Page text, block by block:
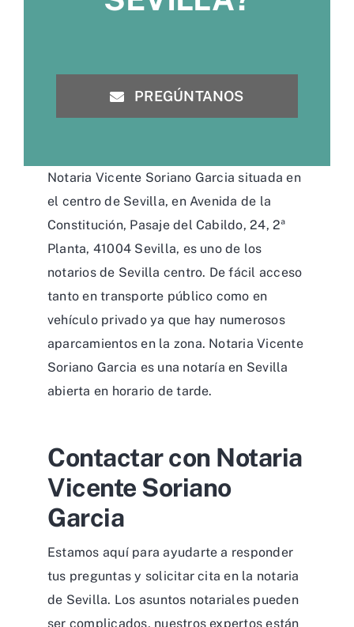
PREGÚNTANOS
Notaria Vicente Soriano Garcia situada en
el centro de Sevilla, en Avenida de la
Constitución, Pasaje del Cabildo, 24, 2ª
Planta, 41004 Sevilla, es uno de los
notarios de Sevilla centro. De fácil acceso
tanto en transporte público como en
vehículo privado ya que hay numerosos
aparcamientos en la zona. Notaria Vicente
Soriano Garcia es una notaría en Sevilla
abierta en horario de tarde.
Contactar con Notaria
Vicente Soriano
Garcia
Estamos aquí para ayudarte a responder
tus preguntas y solicitar cita en la notaria
de Sevilla. Los asuntos notariales pueden
ser complicados, nuestros expertos están